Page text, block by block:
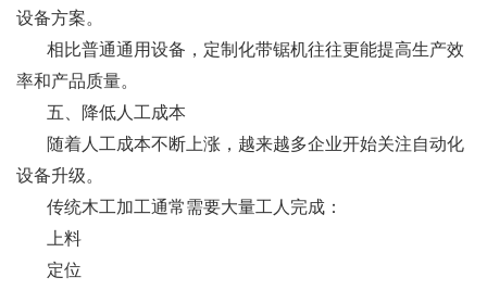
设备方案。
相比普通通用设备，定制化带锯机往往更能提高生产效
率和产品质量。
五、降低人工成本
随着人工成本不断上涨，越来越多企业开始关注自动化
设备升级。
传统木工加工通常需要大量工人完成：
上料
定位